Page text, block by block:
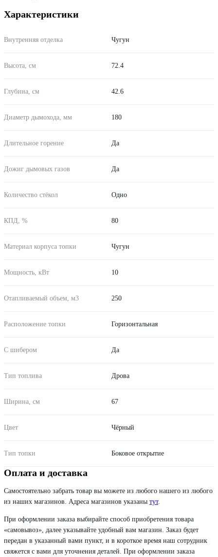
Характеристики
Внутренняя отделка Чугун
Высота, см 72.4
Глубина, см 42.6
Диаметр дымохода, мм 180
Длительное горение Да
Дожиг дымовых газов Да
Количество стёкол Одно
КПД, % 80
Материал корпуса топки Чугун
Мощность, кВт 10
Отапливаемый объем, м3 250
Расположение топки Горизонтальная
С шибером Да
Тип топлива Дрова
Ширина, см 67
Цвет Чёрный
Тип топки Боковое открытие
Оплата и доставка
Самостоятельно забрать товар вы можете из любого нашего из любого
из наших магазинов. Адреса магазинов указаны тут.
При оформлении заказа выбирайте способ приобретения товара
«самовывоз», далее указывайте удобный вам магазин. Заказ будет
передан в указанный вами пункт, и в короткое время наш сотрудник
свяжется с вами для уточнения деталей. При оформлении заказа